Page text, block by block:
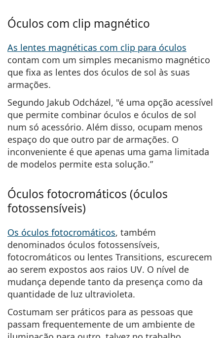
Óculos com clip magnético
As lentes magnéticas com clip para óculos
contam com um simples mecanismo magnético
que fixa as lentes dos óculos de sol às suas
armações.
Segundo Jakub Odcházel, "é uma opção acessível
que permite combinar óculos e óculos de sol
num só acessório. Além disso, ocupam menos
espaço do que outro par de armações. O
inconveniente é que apenas uma gama limitada
de modelos permite esta solução.”
Óculos fotocromáticos (óculos
fotossensíveis)
Os óculos fotocromáticos, também
denominados óculos fotossensíveis,
fotocromáticos ou lentes Transitions, escurecem
ao serem expostos aos raios UV. O nível de
mudança depende tanto da presença como da
quantidade de luz ultravioleta.
Costumam ser práticos para as pessoas que
passam frequentemente de um ambiente de